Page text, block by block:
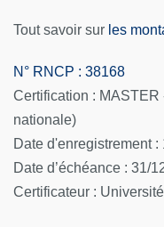
Tout savoir sur les
N° RNCP : 38168
Certification :
nationale)
Date d'enregistrement :
Date d’échéance : 31/
Certificateur :